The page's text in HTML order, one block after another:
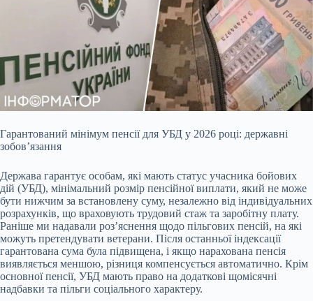
Гарантований мінімум пенсії для УБД у 2026 році: державні
зобов’язання
Держава гарантує особам, які мають статус учасника бойових
дій (УБД), мінімальний розмір пенсійноївиплати, який не може
бути нижчим за встановлену суму, незалежно від індивідуальних
розрахунків, що враховують трудовий стаж та заробітну плату.
Раніше ми надавали роз’яснення щодо пільгових пенсій, на які
можуть претендувати ветерани. Після останньої індексації
гарантована сума була підвищена, і якщо нарахована пенсія
виявляється меншою, різниця компенсується автоматично. Крім
основної пенсії, УБД мають право на додаткові щомісячні
надбавки та пільги соціального характеру.